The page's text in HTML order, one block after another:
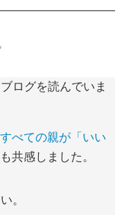
ログを読んでいま
すべての親が「いい
共感しました。
。